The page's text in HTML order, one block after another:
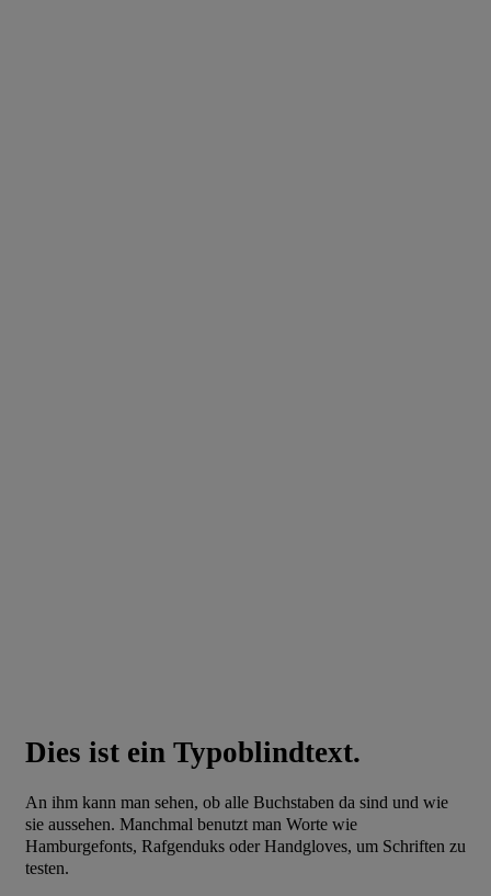
Dies ist ein Typoblindtext.
An ihm kann man sehen, ob alle Buchstaben da sind und wie
sie aussehen. Manchmal benutzt man Worte wie
Hamburgefonts, Rafgenduks oder Handgloves, um Schriften zu
testen.